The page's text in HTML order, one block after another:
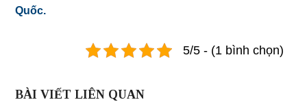
Quốc.
5/5 - (1 bình chọn)
BÀI VIẾT LIÊN QUAN